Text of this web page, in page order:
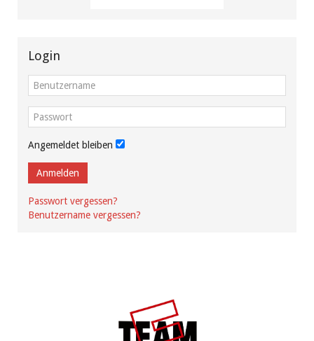
Login
Angemeldet bleiben
Anmelden
Passwort vergessen?
Benutzername vergessen?